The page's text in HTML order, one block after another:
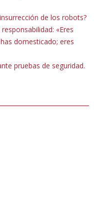
de los robots?
«Eres
domesticado; eres
pruebas de seguridad.